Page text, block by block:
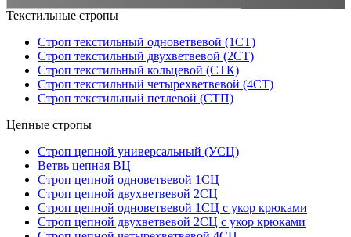
Текстильные стропы
Строп текстильный одноветвевой (1СТ)
Строп текстильный двухветвевой (2СТ)
Строп текстильный кольцевой (СТК)
Строп текстильный четырехветвевой (4СТ)
Строп текстильный петлевой (СТП)
Цепные стропы
Строп цепной универсальный (УСЦ)
Ветвь цепная ВЦ
Строп цепной одноветвевой 1СЦ
Строп цепной двухветвевой 2СЦ
Строп цепной одноветвевой 1СЦ с укор крюками
Строп цепной двухветвевой 2СЦ с укор крюками